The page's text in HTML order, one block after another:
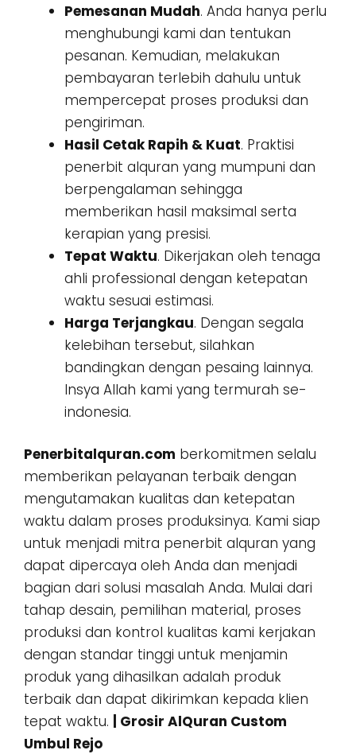
Pemesanan Mudah. Anda hanya perlu
menghubungi kami dan tentukan
pesanan. Kemudian, melakukan
pembayaran terlebih dahulu untuk
mempercepat proses produksi dan
pengiriman.
Hasil Cetak Rapih & Kuat. Praktisi
penerbit alquran yang mumpuni dan
berpengalaman sehingga
memberikan hasil maksimal serta
kerapian yang presisi.
Tepat Waktu. Dikerjakan oleh tenaga
ahli professional dengan ketepatan
waktu sesuai estimasi.
Harga Terjangkau. Dengan segala
kelebihan tersebut, silahkan
bandingkan dengan pesaing lainnya.
Insya Allah kami yang termurah se-
indonesia.
Penerbitalquran.com berkomitmen selalu
memberikan pelayanan terbaik dengan
mengutamakan kualitas dan ketepatan
waktu dalam proses produksinya. Kami siap
untuk menjadi mitra penerbit alquran yang
dapat dipercaya oleh Anda dan menjadi
bagian dari solusi masalah Anda. Mulai dari
tahap desain, pemilihan material, proses
produksi dan kontrol kualitas kami kerjakan
dengan standar tinggi untuk menjamin
produk yang dihasilkan adalah produk
terbaik dan dapat dikirimkan kepada klien
tepat waktu.
| Grosir AlQuran Custom
Umbul Rejo